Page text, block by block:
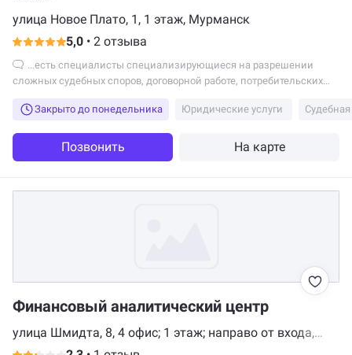
улица Новое Плато, 1, 1 этаж, Мурманск
5,0 • 2 отзыва
сложных судебных споров, договорной работе, потребительских
Закрыто до понедельника
Юридические услуги
Позвонить На карте
Финансовый аналитический центр
улица Шмидта, 8, 4 офис; 1 этаж; направо от входа,
Мурманск